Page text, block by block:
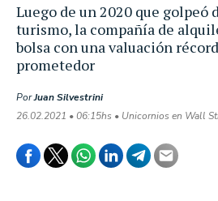
Luego de un 2020 que golpeó
turismo, la compañía de
bolsa con una valuación
prometedor
PorJuan Silvestrini
26.02.2021 • 06:15hs • Unicornios en Wall